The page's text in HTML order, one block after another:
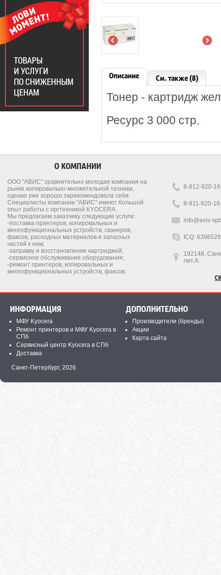
Описание См. также (8)
Тонер - картридж
Ресурс 3 000 стр.
О КОМПАНИИ
ООО "АВИС" сравнительно молодая компания на
рынке копировально-множительной техники,
однако уже хорошо зарекомендовала себя.
Специалисты компании "АВИС" имеют большой
опыт работы с оргтехникой KYOCERA.
Мы предлагаем заказчику следующие услуги:
-поставка принтеров, копировальных и
многофункциональных устройств, сканеров,
факсов, расходных материалов и запасных
частей к ним;
-заправку и восстановление картриджей;
-сервисное обслуживание оборудования;
-ремонт принтеров, копировальных и
многофункциональных устройств, факсов.
8-812-920-
8-911-920-
info@avis-
ICQ:
192148,
лит.А.
ИНФОРМАЦИЯ
МФУ Kyocera
Ремонт принтеров и МФУ Kyocera в
СПб
Сервисный центр Kyocera в СПб
Доставка
ДОПОЛНИТЕЛЬНО
Производители (бренды)
Акции
Карта сайта
Санкт-Петербург, 2026